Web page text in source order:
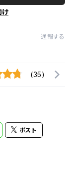
け
通報する
(35)
ポスト